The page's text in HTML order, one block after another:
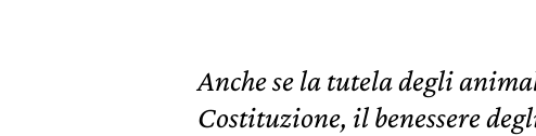
Anche se la tutela degli
Costituzione, il benessere